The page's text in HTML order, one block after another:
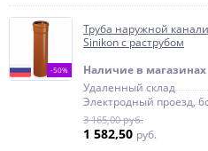
-50%
Труба наружной
Sinikon с раструбом
Наличие в магазинах
Удаленный склад
Электродный проезд,
3 165,00 руб.
1 582,50 руб.